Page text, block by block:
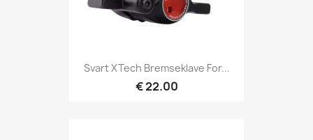
Svart XTech Bremseklave For...
€ 22.00